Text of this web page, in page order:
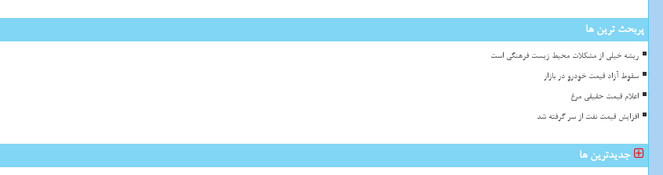
پربحث ترین ها
ریشه خیلی از مشکلات محیط زیست فرهنگی است
سقوط آزاد قیمت خودرو در بازار
اعلام قیمت حقیقی مرغ
افزایش قیمت نفت از سر گرفته شد
جدیدترین ها